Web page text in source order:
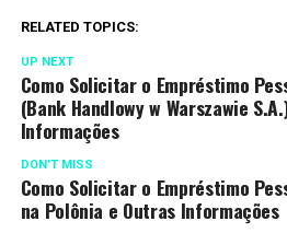
RELATED TOPICS:
UP NEXT
Como Solicitar o Empréstimo
(Bank Handlowy w Warszawie
Informações
DON'T MISS
Como Solicitar o Empréstimo
na Polônia e Outras Informações